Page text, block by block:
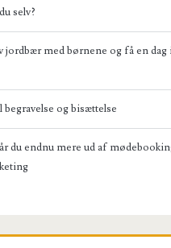
selv?
jordbær med børnene og få en
begravelse og bisættelse
du endnu mere ud af